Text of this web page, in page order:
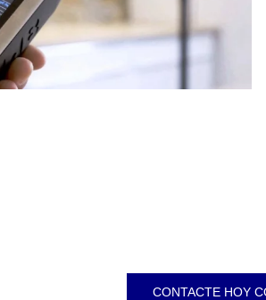
CONTACTE HOY